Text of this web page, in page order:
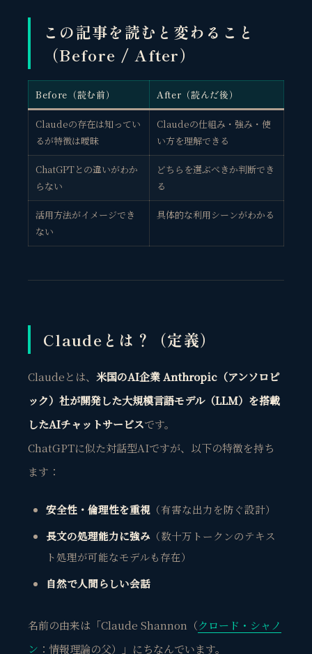
この記事を読むと変わること
（Before / After）
Before（読む前） After（読んだ後）
Claudeの存在は知ってい
るが特徴は曖昧
Claudeの仕組み・強み・使
い方を理解できる
ChatGPTとの違いがわか
らない
どちらを選ぶべきか判断でき
る
活用方法がイメージでき
ない
具体的な利用シーンがわかる
Claudeとは？（定義）
Claudeとは、 米国のAI企業 Anthropic（アンソロピ
ック）社が開発した大規模言語モデル（LLM）を搭載
したAIチャットサービスです。
ChatGPTに似た対話型AIですが、以下の特徴を持ち
ます：
安全性・倫理性を重視（有害な出力を防ぐ設計）
長文の処理能力に強み（数十万トークンのテキス
ト処理が可能なモデルも存在）
自然で人間らしい会話
名前の由来は「Claude Shannon（クロード・シャノ
ン ：情報理論の父）」にちなんでいます。